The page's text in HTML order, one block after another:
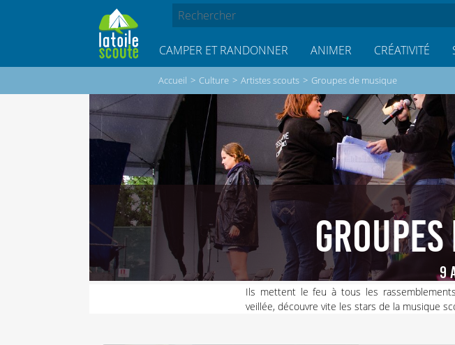
CAMPER ET RANDONNER ANIMER CRÉATIVITÉ
Accueil > Culture > Artistes scouts > Groupes de musique
9
Ils mettent le feu à tous les
veillée, découvre vite les stars de la musique